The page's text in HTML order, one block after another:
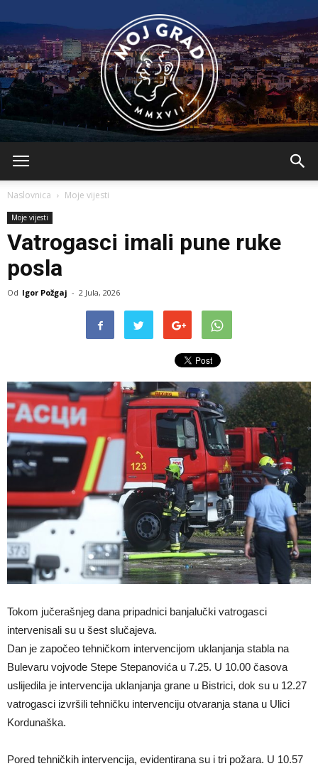
Naslovnica Moje vijesti
Moje vijesti
Vatrogasci imali pune ruke
posla
Od Igor Požgaj - 2 Jula, 2026
Tokom jučerašnjeg dana pripadnici banjalučki vatrogasci
intervenisali su u šest slučajeva.
Dan je započeo tehničkom intervencijom uklanjanja stabla na
Bulevaru vojvode Stepe Stepanovića u 7.25. U 10.00 časova
uslijedila je intervencija uklanjanja grane u Bistrici, dok su u 12.27
vatrogasci izvršili tehničku intervenciju otvaranja stana u Ulici
Kordunaška.
Pored tehničkih intervencija, evidentirana su i tri požara. U 10.57